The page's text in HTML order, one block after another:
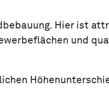
Hier ist
und